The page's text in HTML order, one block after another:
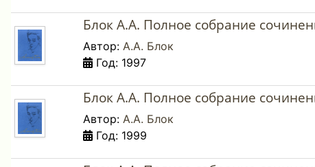
Блок А.А. Полное собрание
Автор: А.А. Блок
Год: 1997
Блок А.А. Полное собрание
Автор: А.А. Блок
Год: 1999